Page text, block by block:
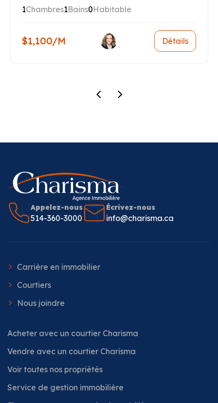
1Chambres1Bains0Habitable
$1,100/M Détails
Appelez-nous
514-360-3000
Écrivez-nous
info@charisma.ca
Carrière en immobilier
Courtiers
Nous joindre
Acheter avec un courtier Charisma
Vendre avec un courtier Charisma
Voir toutes nos propriétés
Service de gestion immobilière